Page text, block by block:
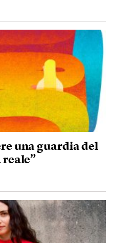
una guardia del